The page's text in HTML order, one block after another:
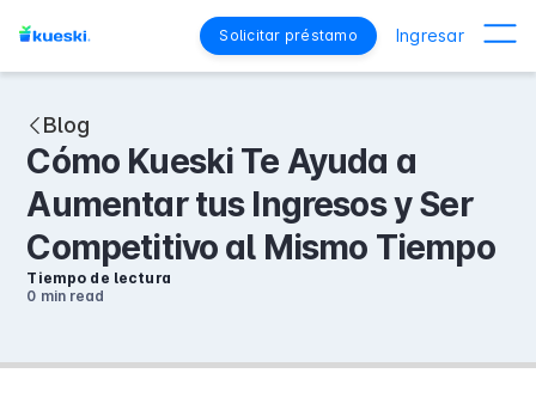
Solicitar préstamo Ingresar
Blog
Cómo Kueski Te Ayuda a
Aumentar tus Ingresos y Ser
Competitivo al Mismo Tiempo
Tiempo de lectura
0 minread